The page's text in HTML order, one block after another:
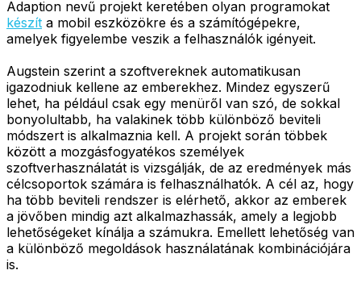
Adaption nevű projekt keretében olyan programokat
készít a mobil eszközökre és a számítógépekre,
amelyek figyelembe veszik a felhasználók igényeit.
Augstein szerint a szoftvereknek automatikusan
igazodniuk kellene az emberekhez. Mindez egyszerű
lehet, ha például csak egy menüről van szó, de sokkal
bonyolultabb, ha valakinek több különböző beviteli
módszert is alkalmaznia kell. A projekt során többek
között a mozgásfogyatékos személyek
szoftverhasználatát is vizsgálják, de az eredmények más
célcsoportok számára is felhasználhatók. A cél az, hogy
ha több beviteli rendszer is elérhető, akkor az emberek
a jövőben mindig azt alkalmazhassák, amely a legjobb
lehetőségeket kínálja a számukra. Emellett lehetőség van
a különböző megoldások használatának kombinációjára
is.